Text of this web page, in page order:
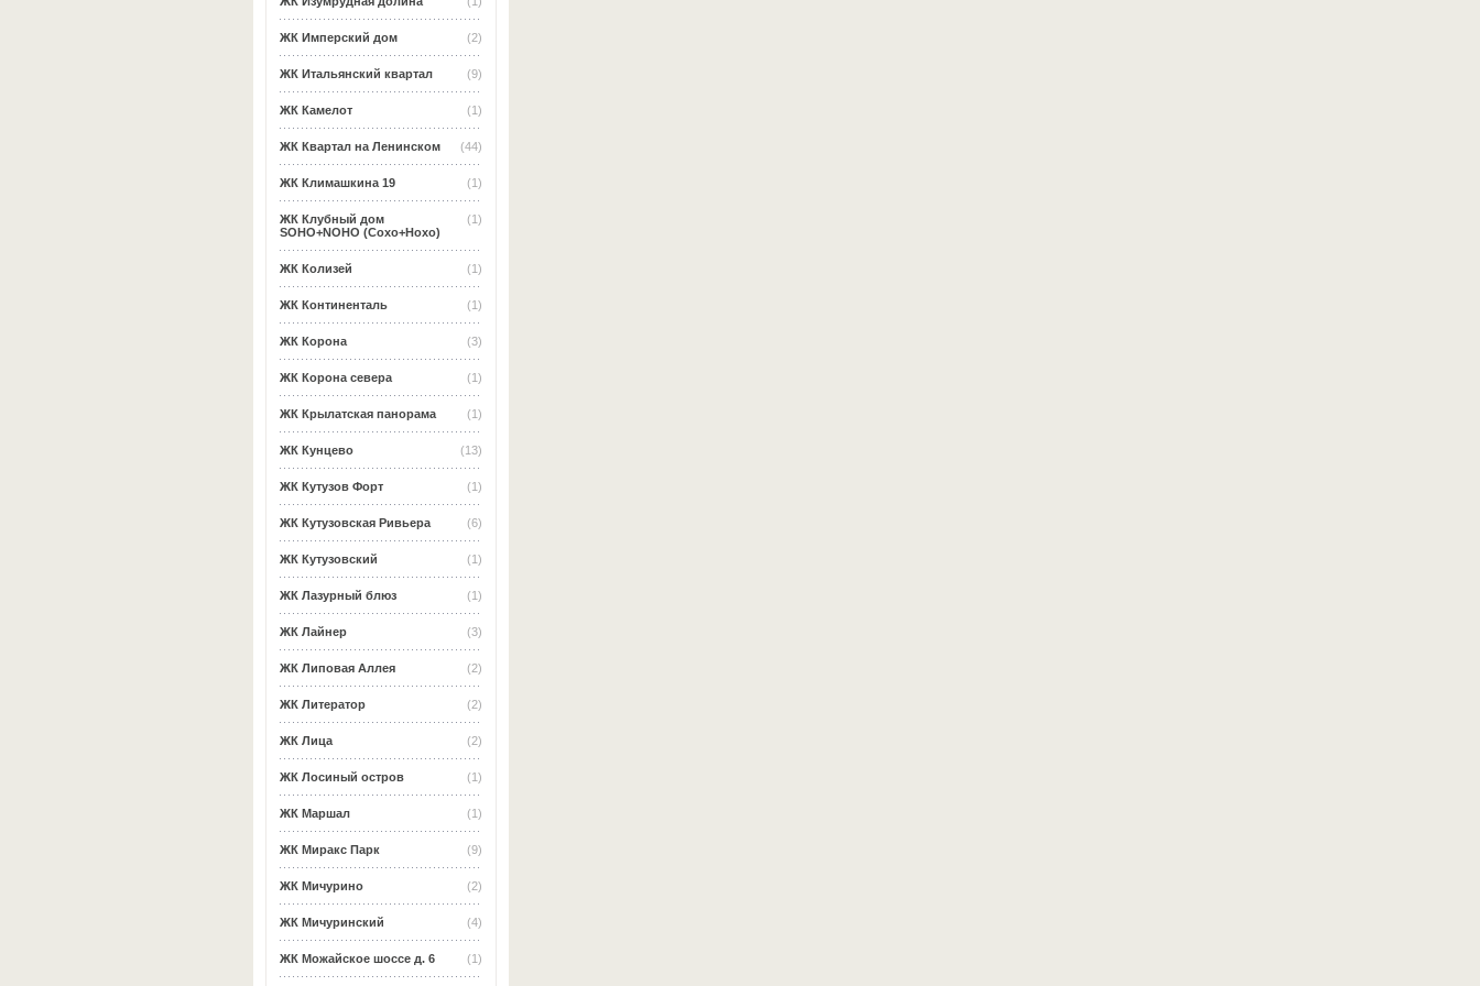
(2)
ЖК Имперский дом
(9)
ЖК Итальянский квартал
(1)
ЖК Камелот
(44)
ЖК Квартал на Ленинском
(1)
ЖК Климашкина 19
(1)
ЖК Клубный дом
SOHO+NOHO (Сохо+Нохо)
(1)
ЖК Колизей
(1)
ЖК Континенталь
(3)
ЖК Корона
(1)
ЖК Корона севера
(1)
ЖК Крылатская панорама
(13)
ЖК Кунцево
(1)
ЖК Кутузов Форт
(6)
ЖК Кутузовская Ривьера
(1)
ЖК Кутузовский
(1)
ЖК Лазурный блюз
(3)
ЖК Лайнер
(2)
ЖК Липовая Аллея
(2)
ЖК Литератор
(2)
ЖК Лица
(1)
ЖК Лосиный остров
(1)
ЖК Маршал
(9)
ЖК Миракс Парк
(2)
ЖК Мичурино
(4)
ЖК Мичуринский
(1)
ЖК Можайское шоссе д. 6